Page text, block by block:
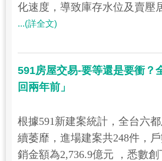
化速度，導致庫存水位及賣壓
...(詳全文)
591房屋交易-要等還是要衝？
回兩年前」
根據591新建案統計，全台六
續萎靡，進場建案共248件，
銷金額為2,736.9億元 ，悉數